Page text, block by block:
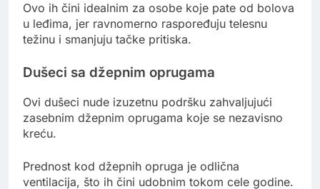
Ovo ih čini idealnim za osobe koje pate od bolova
u leđima, jer ravnomerno raspoređuju telesnu
težinu i smanjuju tačke pritiska.
Dušeci sa džepnim oprugama
Ovi dušeci nude izuzetnu podršku zahvaljujući
zasebnim džepnim oprugama koje se nezavisno
kreću.
Prednost kod džepnih opruga je odlična
ventilacija, što ih čini udobnim tokom cele godine.